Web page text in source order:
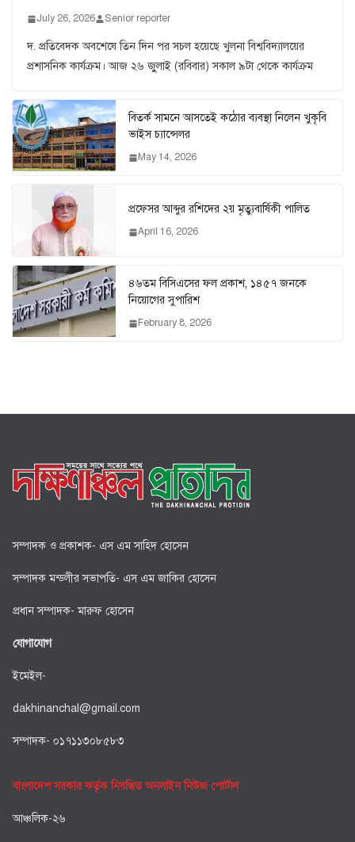
July 26, 2026 Senior reporter
দ. প্রতিবেদক অবশেষে তিন দিন পর সচল হয়েছে খুলনা বিশ্ববিদ্যালয়ের
প্রশাসনিক কার্যক্রম। আজ ২৬ জুুলাই (রবিবার) সকাল ৯টা থেকে কার্যক্রম
বিতর্ক সামনে আসতেই কঠোর ব্যবস্থা নিলেন খুকৃবি
ভাইস চ্যান্সেলর
May 14, 2026
প্রফেসর আব্দুর রশিদের ২য় মৃত্যুবার্ষিকী পালিত
April 16, 2026
৪৬তম বিসিএসের ফল প্রকাশ, ১৪৫৭ জনকে
নিয়োগের সুপারিশ
February 8, 2026
সম্পাদক ও প্রকাশক- এস এম সাহিদ হোসেন
সম্পাদক মন্ডলীর সভাপতি- এস এম জাকির হোসেন
প্রধান সম্পাদক- মারুফ হোসেন
যোগাযোগ
ইমেইল-
dakhinanchal@gmail.com
সম্পাদক- ০১৭১১৩০৮৫৮৩
বাংলাদেশ সরকার কর্তৃক নিবন্ধিত অনলাইন নিউজ পোর্টাল
আঞ্চলিক-২৬